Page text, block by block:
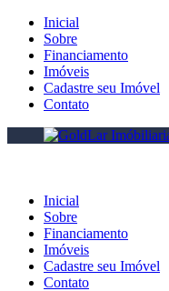
Inicial
Sobre
Financiamento
Imóveis
Cadastre seu Imóvel
Contato
Inicial
Sobre
Financiamento
Imóveis
Cadastre seu Imóvel
Contato